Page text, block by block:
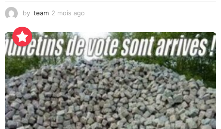
by team 2 mois ago
e
u
r
e
s
a
g
o